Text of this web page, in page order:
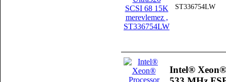
ST336754LW
Intel® Xeon®